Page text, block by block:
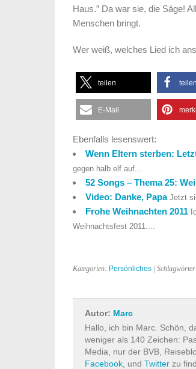
Haus.” Da war sie, die Säge!
Menschen bringt.
Wer weiß, welches Lied ich
teilen teilen
E-Mail
Ebenfalls lesenswert:
Wenn Eltern sterben:
gegen halb elf auf...
52 Songs – Thema 25:
Video: Danke, Papa Jetzt
Frohe Weihnachten 2011
Weihnachtsfest 2011....
Kategorien: Persönliches |
Autor: Marc
Hallo, ich bin Marc. Schön,
weniger als 140 Zeichen:
Media, nur der BVB,
Facebook, und Twitter zu